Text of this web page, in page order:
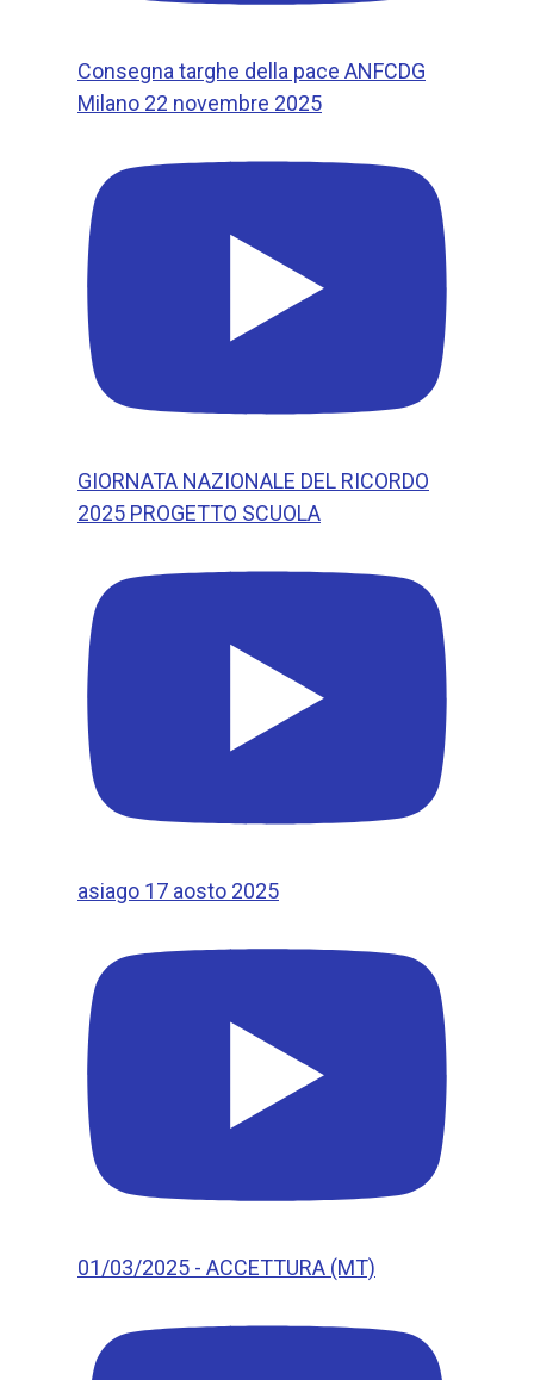
Consegna targhe della pace ANFCDG
Milano 22 novembre 2025
GIORNATA NAZIONALE DEL RICORDO
2025 PROGETTO SCUOLA
asiago 17 aosto 2025
01/03/2025 - ACCETTURA (MT)